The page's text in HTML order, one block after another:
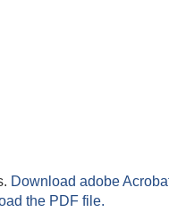
Download adobe
the PDF file.